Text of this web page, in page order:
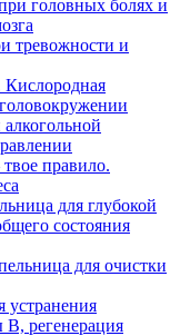
головных болях и
тревожности и
Кислородная
правило.
для глубокой
состояния
для очистки
устранения
регенерация